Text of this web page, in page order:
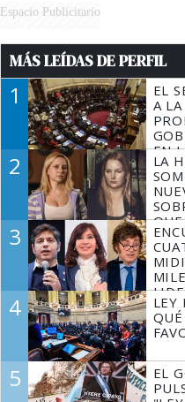
Espacio Publicitario
MÁS LEÍDAS DE PERFIL
1
EL
A
EN
2
LA
3
4
LEY
5
EL